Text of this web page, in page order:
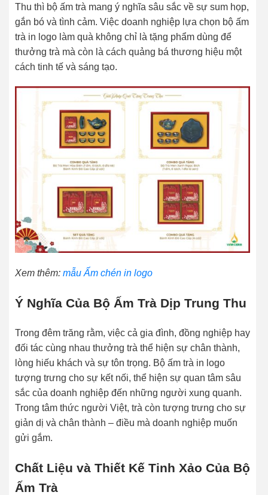
Thu thì bộ ấm trà mang ý nghĩa sâu sắc về sự sum họp,
gắn bó và tình cảm. Việc doanh nghiệp lựa chọn bộ ấm
trà in logo làm quà không chỉ là tặng phẩm dùng để
thưởng trà mà còn là cách quảng bá thương hiệu một
cách tinh tế và sáng tạo.
Xem thêm: mẫu Ấm chén in logo
Ý Nghĩa Của Bộ Ấm Trà Dịp Trung Thu
Trong đêm trăng rằm, việc cả gia đình, đồng nghiệp hay
đối tác cùng nhau thưởng trà thể hiện sự chân thành,
lòng hiếu khách và sự tôn trọng. Bộ ấm trà in logo
tượng trưng cho sự kết nối, thể hiện sự quan tâm sâu
sắc của doanh nghiệp đến những người xung quanh.
Trong tâm thức người Việt, trà còn tượng trưng cho sự
giản dị và chân thành – điều mà doanh nghiệp muốn
gửi gắm.
Chất Liệu và Thiết Kế Tinh Xảo Của Bộ
Ấm Trà